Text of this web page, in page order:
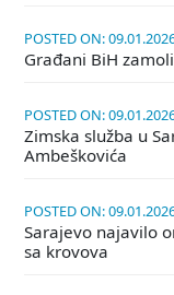
POSTED ON:
Građani BiH
POSTED ON:
Zimska služba u
Ambeškovića
POSTED ON:
Sarajevo najavilo
sa krovova